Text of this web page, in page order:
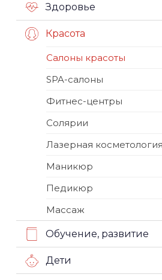
Здоровье
Красота
Салоны красоты
SPA-салоны
Фитнес-центры
Солярии
Лазерная косметология
Маникюр
Педикюр
Массаж
Обучение, развитие
Дети